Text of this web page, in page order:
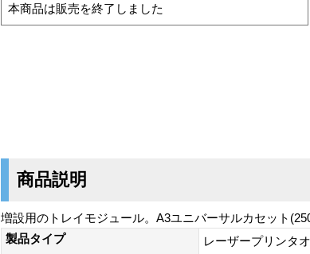
本商品は販売を終了しました
商品説明
増設用のトレイモジュール。A3ユニバーサルカセット
製品タイプ
レーザープリンタ